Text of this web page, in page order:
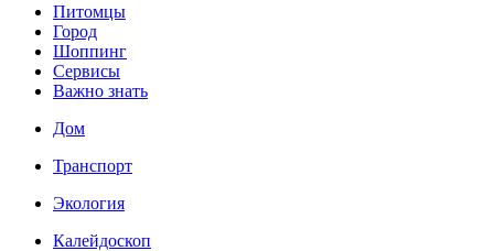
Питомцы
Город
Шоппинг
Сервисы
Важно знать
Дом
Транспорт
Экология
Калейдоскоп